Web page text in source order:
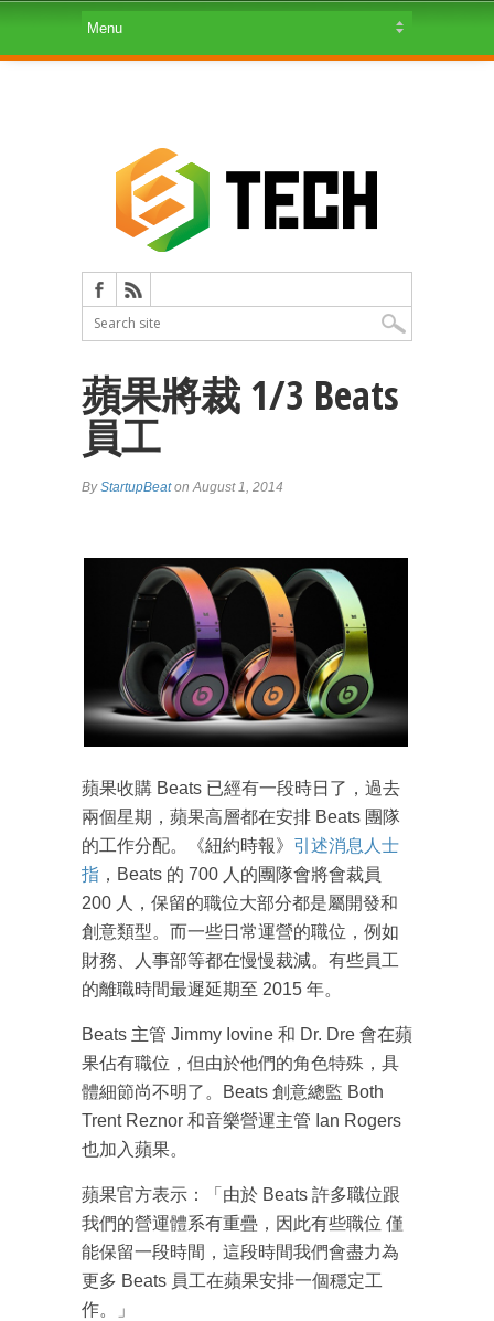
蘋果將裁 1/3 Beats
員工
ByStartupBeaton August 1, 2014
蘋果收購 Beats 已經有一段時日了，過去
兩個星期，蘋果高層都在安排 Beats 團隊
的工作分配。《紐約時報》 引述消息人士
指 ，Beats 的 700 人的團隊會將會裁員
200 人，保留的職位大部分都是屬開發和
創意類型。而一些日常運營的職位，例如
財務、人事部等都在慢慢裁減。有些員工
的離職時間最遲延期至 2015 年。
Beats 主管 Jimmy Iovine 和 Dr. Dre 會在蘋
果佔有職位，但由於他們的角色特殊，具
體細節尚不明了。Beats 創意總監 Both
Trent Reznor 和音樂營運主管 Ian Rogers
也加入蘋果。
蘋果官方表示：「由於 Beats 許多職位跟
我們的營運體系有重疊，因此有些職位 僅
能保留一段時間，這段時間我們會盡力為
更多 Beats 員工在蘋果安排一個穩定工
作。」